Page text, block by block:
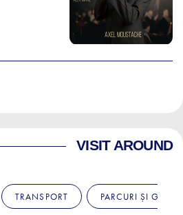
VISIT AROUND
TRANSPORT PARCURI ȘI